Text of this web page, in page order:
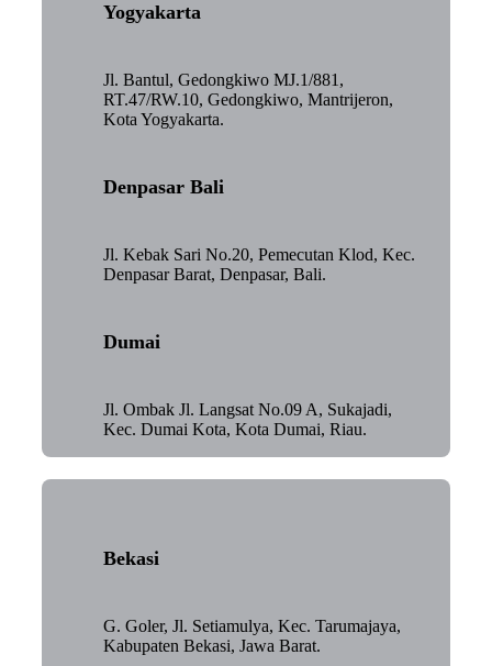
Yogyakarta
Jl. Bantul, Gedongkiwo MJ.1/881,
RT.47/RW.10, Gedongkiwo, Mantrijeron,
Kota Yogyakarta.
Denpasar Bali
Jl. Kebak Sari No.20, Pemecutan Klod, Kec.
Denpasar Barat, Denpasar, Bali.
Dumai
Jl. Ombak Jl. Langsat No.09 A, Sukajadi,
Kec. Dumai Kota, Kota Dumai, Riau.
Bekasi
G. Goler, Jl. Setiamulya, Kec. Tarumajaya,
Kabupaten Bekasi, Jawa Barat.